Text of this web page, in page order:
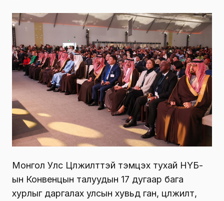
Монгол Улс Цөлжилттэй тэмцэх тухай НҮБ-
ын Конвенцын талуудын 17 дугаар бага
хурлыг даргалах улсын хувьд ган, цөлжилт,